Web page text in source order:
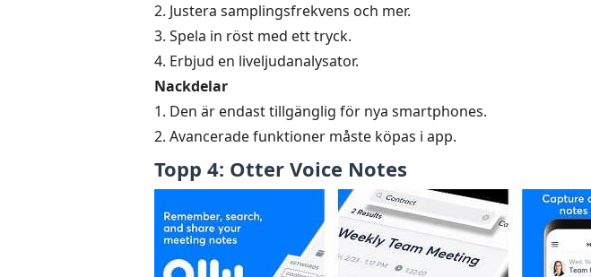
2. Justera samplingsfrekvens och mer.
3. Spela in röst med ett tryck.
4. Erbjud en liveljudanalysator.
Nackdelar
1. Den är endast tillgänglig för nya smartphones.
2. Avancerade funktioner måste köpas i app.
Topp 4: Otter Voice Notes